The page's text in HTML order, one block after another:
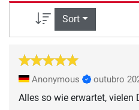
Sort
Anonymous outubro
Alles so wie erwartet, vielen